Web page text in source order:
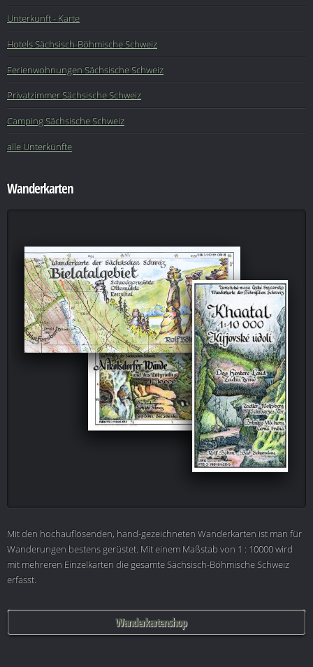
Unterkunft - Karte
Hotels Sächsisch-Böhmische Schweiz
Ferienwohnungen Sächsische Schweiz
Privatzimmer Sächsische Schweiz
Camping Sächsische Schweiz
alle Unterkünfte
Wanderkarten
Mit den hochauflösenden, hand-gezeichneten Wanderkarten ist man für
Wanderungen bestens gerüstet. Mit einem Maßstab von 1 : 10000 wird
mit mehreren Einzelkarten die gesamte Sächsisch-Böhmische Schweiz
erfasst.
Wanderkartenshop